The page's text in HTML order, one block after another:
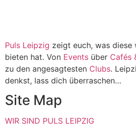
Puls Leipzig zeigt euch, was
bieten hat. Von Events über Cafés
zu den angesagtesten Clubs.
denkst, lass dich überraschen…
Site Map
WIR SIND PULS LEIPZIG